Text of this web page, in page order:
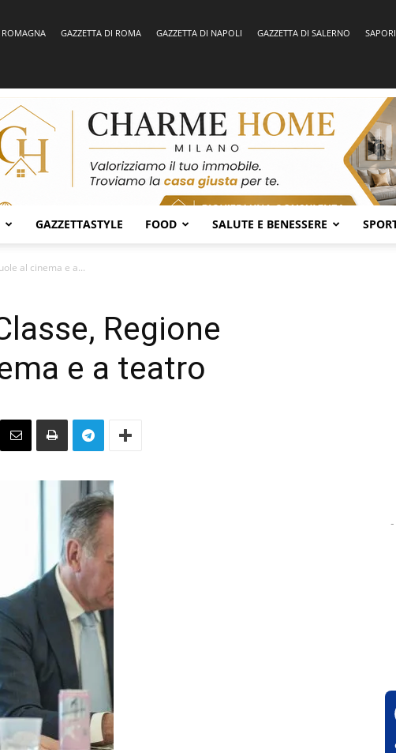
ROMAGNA GAZZETTA DI ROMA GAZZETTA DI NAPOLI GAZZETTA DI SALERNO
GAZZETTASTYLE FOOD SALUTE E BENESSERE
al cinema e a...
Regione
e a teatro
-